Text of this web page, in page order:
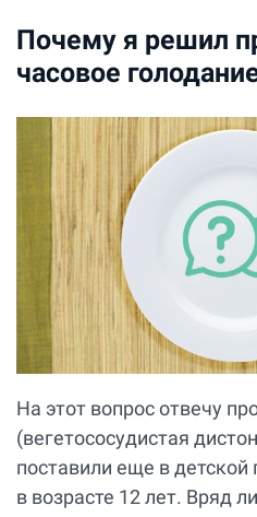
Почему я решил
часовое
На этот вопрос отвечу
(вегетососудистая
поставили еще в
в возрасте 12 лет. Вряд